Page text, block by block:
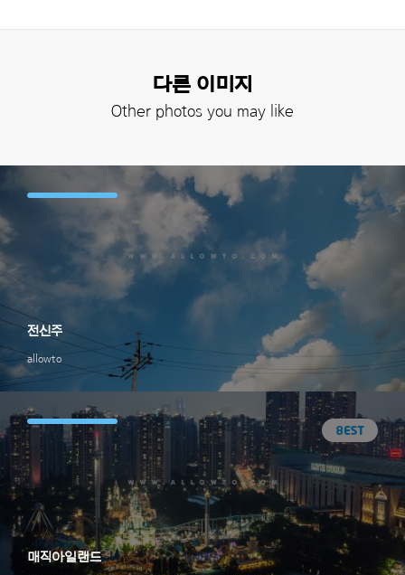
다른 이미지
Other photos you may like
allowto
전신주
매직아일랜드